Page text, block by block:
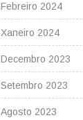
Febreiro 2024
Xaneiro 2024
Decembro 2023
Setembro 2023
Agosto 2023